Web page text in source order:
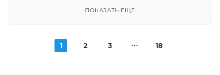
ПОКАЗАТЬ ЕЩЕ
1 2 3 18